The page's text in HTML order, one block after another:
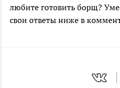
любите готовить борщ?
свои ответы ниже в